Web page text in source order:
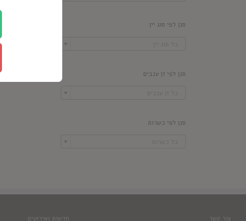
סנן לפי סוג יין
סנן לפי זן ענבים
סנן לפי כשרות
צור קשר חדשות ואירועים